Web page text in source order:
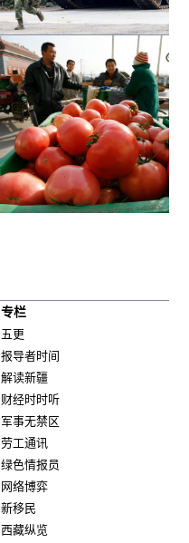
专栏
五更
报导者时间
解读新疆
财经时时听
军事无禁区
劳工通讯
绿色情报员
网络博弈
新移民
西藏纵览